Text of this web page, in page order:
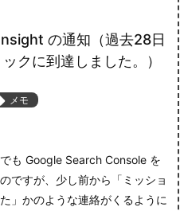
の通知（過去28日
クに到達しました。）
メモ
も Google Search Console を
ですが、少し前から「ミッショ
」かのような連絡がくるように